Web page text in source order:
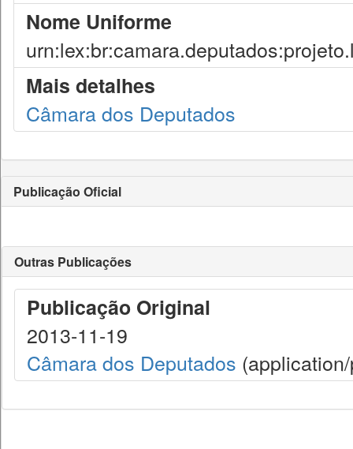
Nome Uniforme
Mais detalhes
Câmara dos Deputados
Publicação Oficial
Outras Publicações
Publicação Original
2013-11-19
Câmara dos Deputados